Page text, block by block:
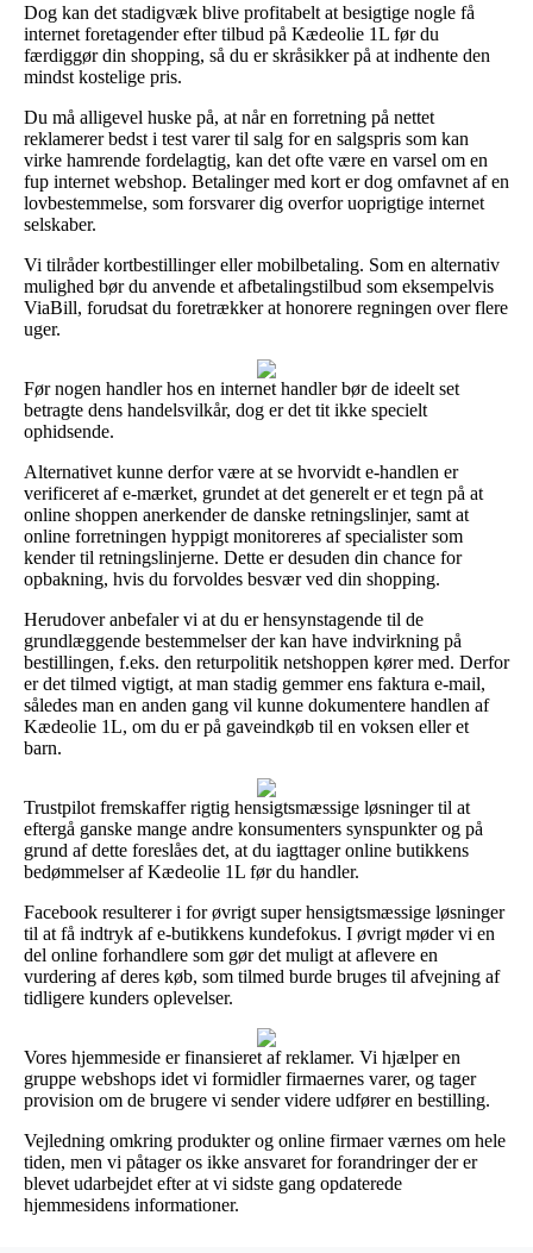
Dog kan det stadigvæk blive profitabelt at besigtige nogle få
internet foretagender efter tilbud på Kædeolie 1L før du
færdiggør din shopping, så du er skråsikker på at indhente den
mindst kostelige pris.
Du må alligevel huske på, at når en forretning på nettet
reklamerer bedst i test varer til salg for en salgspris som kan
virke hamrende fordelagtig, kan det ofte være en varsel om en
fup internet webshop. Betalinger med kort er dog omfavnet af en
lovbestemmelse, som forsvarer dig overfor uoprigtige internet
selskaber.
Vi tilråder kortbestillinger eller mobilbetaling. Som en alternativ
mulighed bør du anvende et afbetalingstilbud som eksempelvis
ViaBill, forudsat du foretrækker at honorere regningen over flere
uger.
Før nogen handler hos en internet handler bør de ideelt set
betragte dens handelsvilkår, dog er det tit ikke specielt
ophidsende.
Alternativet kunne derfor være at se hvorvidt e-handlen er
verificeret af e-mærket, grundet at det generelt er et tegn på at
online shoppen anerkender de danske retningslinjer, samt at
online forretningen hyppigt monitoreres af specialister som
kender til retningslinjerne. Dette er desuden din chance for
opbakning, hvis du forvoldes besvær ved din shopping.
Herudover anbefaler vi at du er hensynstagende til de
grundlæggende bestemmelser der kan have indvirkning på
bestillingen, f.eks. den returpolitik netshoppen kører med. Derfor
er det tilmed vigtigt, at man stadig gemmer ens faktura e-mail,
således man en anden gang vil kunne dokumentere handlen af
Kædeolie 1L, om du er på gaveindkøb til en voksen eller et
barn.
Trustpilot fremskaffer rigtig hensigtsmæssige løsninger til at
eftergå ganske mange andre konsumenters synspunkter og på
grund af dette foreslåes det, at du iagttager online butikkens
bedømmelser af Kædeolie 1L før du handler.
Facebook resulterer i for øvrigt super hensigtsmæssige løsninger
til at få indtryk af e-butikkens kundefokus. I øvrigt møder vi en
del online forhandlere som gør det muligt at aflevere en
vurdering af deres køb, som tilmed burde bruges til afvejning af
tidligere kunders oplevelser.
Vores hjemmeside er finansieret af reklamer. Vi hjælper en
gruppe webshops idet vi formidler firmaernes varer, og tager
provision om de brugere vi sender videre udfører en bestilling.
Vejledning omkring produkter og online firmaer værnes om hele
tiden, men vi påtager os ikke ansvaret for forandringer der er
blevet udarbejdet efter at vi sidste gang opdaterede
hjemmesidens informationer.